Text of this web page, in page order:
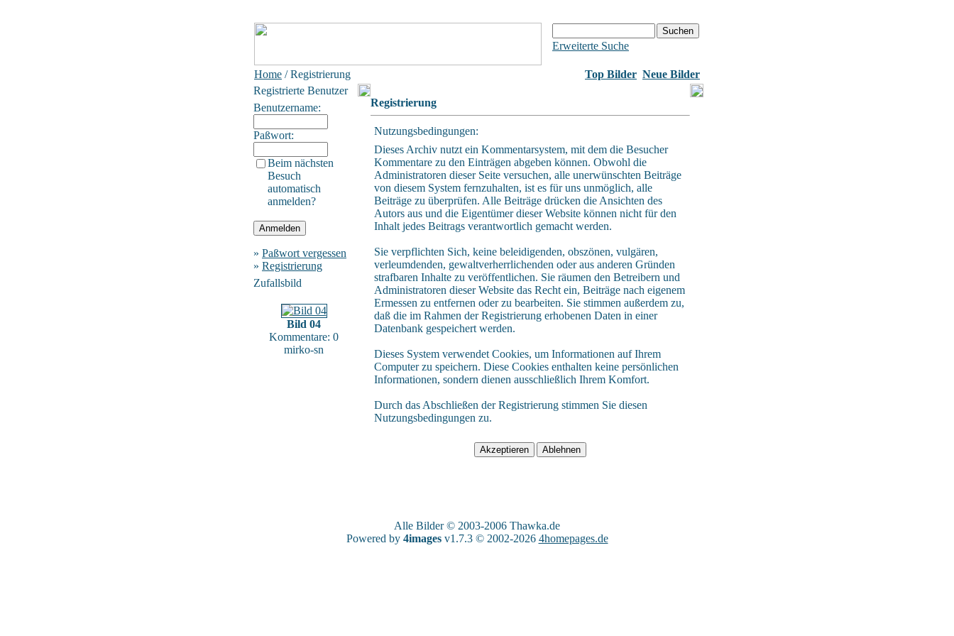
Erweiterte Suche
Home / Registrierung Top Bilder Neue Bilder
Registrierte Benutzer
Benutzername:
Paßwort:
Beim nächsten
Besuch
automatisch
anmelden?
» Paßwort vergessen
» Registrierung
Zufallsbild
Bild 04
Kommentare: 0
mirko-sn
Registrierung
Nutzungsbedingungen:
Dieses Archiv nutzt ein Kommentarsystem, mit dem die Besucher
Kommentare zu den Einträgen abgeben können. Obwohl die
Administratoren dieser Seite versuchen, alle unerwünschten Beiträge
von diesem System fernzuhalten, ist es für uns unmöglich, alle
Beiträge zu überprüfen. Alle Beiträge drücken die Ansichten des
Autors aus und die Eigentümer dieser Website können nicht für den
Inhalt jedes Beitrags verantwortlich gemacht werden.
Sie verpflichten Sich, keine beleidigenden, obszönen, vulgären,
verleumdenden, gewaltverherrlichenden oder aus anderen Gründen
strafbaren Inhalte zu veröffentlichen. Sie räumen den Betreibern und
Administratoren dieser Website das Recht ein, Beiträge nach eigenem
Ermessen zu entfernen oder zu bearbeiten. Sie stimmen außerdem zu,
daß die im Rahmen der Registrierung erhobenen Daten in einer
Datenbank gespeichert werden.
Dieses System verwendet Cookies, um Informationen auf Ihrem
Computer zu speichern. Diese Cookies enthalten keine persönlichen
Informationen, sondern dienen ausschließlich Ihrem Komfort.
Durch das Abschließen der Registrierung stimmen Sie diesen
Nutzungsbedingungen zu.
Alle Bilder © 2003-2006 Thawka.de
Powered by 4imagesv1.7.3 © 2002-2026 4homepages.de